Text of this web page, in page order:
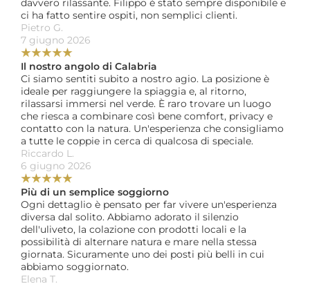
davvero rilassante. Filippo è stato sempre disponibile e
ci ha fatto sentire ospiti, non semplici clienti.
Pietro G.
7 giugno 2026
★★★★★
Il nostro angolo di Calabria
Ci siamo sentiti subito a nostro agio. La posizione è
ideale per raggiungere la spiaggia e, al ritorno,
rilassarsi immersi nel verde. È raro trovare un luogo
che riesca a combinare così bene comfort, privacy e
contatto con la natura. Un'esperienza che consigliamo
a tutte le coppie in cerca di qualcosa di speciale.
Riccardo L.
6 giugno 2026
★★★★★
Più di un semplice soggiorno
Ogni dettaglio è pensato per far vivere un'esperienza
diversa dal solito. Abbiamo adorato il silenzio
dell'uliveto, la colazione con prodotti locali e la
possibilità di alternare natura e mare nella stessa
giornata. Sicuramente uno dei posti più belli in cui
abbiamo soggiornato.
Elena T.